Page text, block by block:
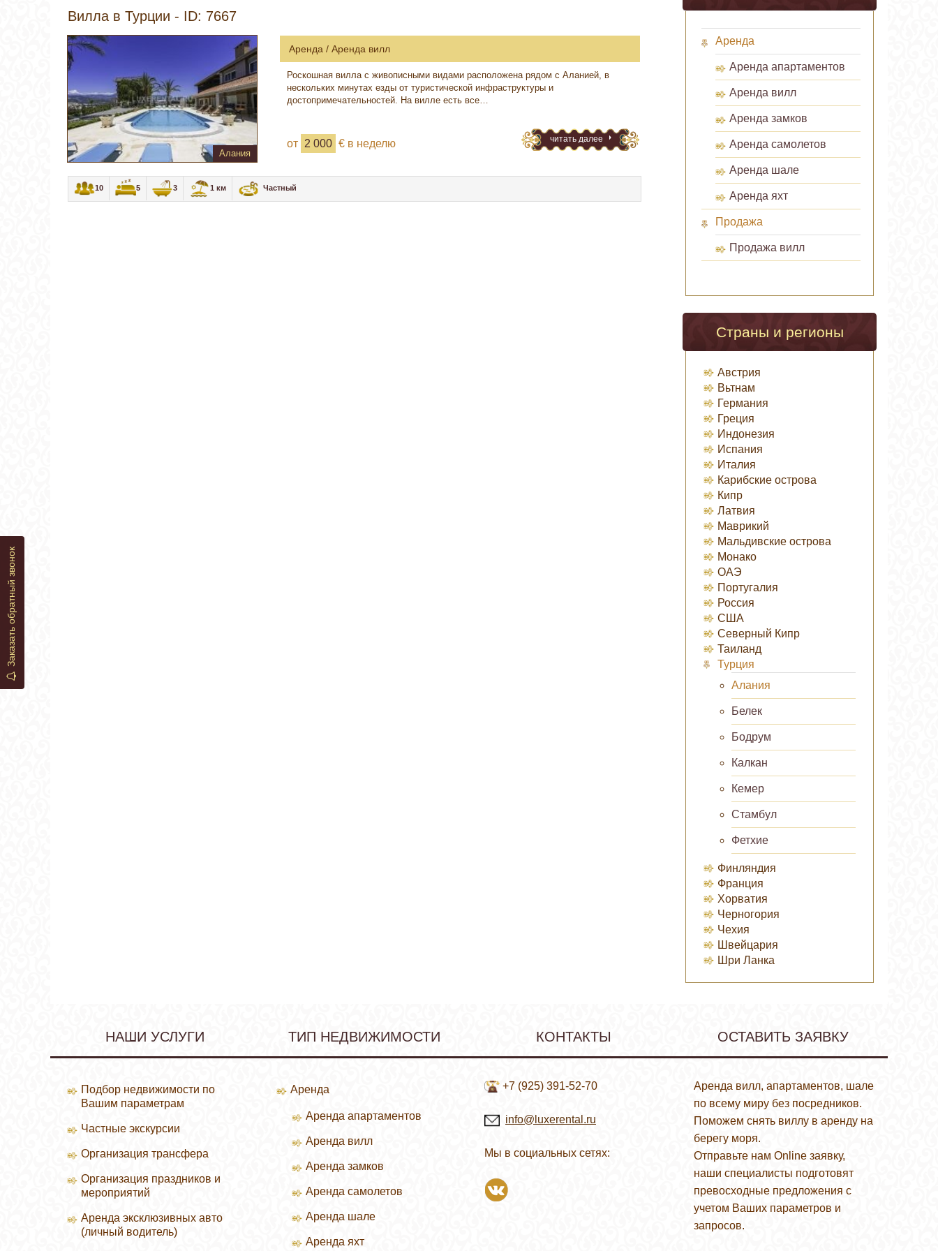
Вилла в Турции - ID: 7667
Алания
Аренда / Аренда вилл
Роскошная вилла с живописными видами расположена рядом с Аланией, в
нескольких минутах езды от туристической инфраструктуры и
достопримечательностей. На вилле есть все…
от 2 000 € в неделю читать далее
10 5 3 1 км Частный
Аренда
Аренда апартаментов
Аренда вилл
Аренда замков
Аренда самолетов
Аренда шале
Аренда яхт
Продажа
Продажа вилл
Страны и регионы
Австрия
Вьтнам
Германия
Греция
Индонезия
Испания
Италия
Карибские острова
Кипр
Латвия
Маврикий
Мальдивские острова
Монако
ОАЭ
Португалия
Россия
США
Северный Кипр
Таиланд
Турция
Алания
Белек
Бодрум
Калкан
Кемер
Стамбул
Фетхие
Финляндия
Франция
Хорватия
Черногория
Чехия
Швейцария
Шри Ланка
НАШИ УСЛУГИ
Подбор недвижимости по
Вашим параметрам
Частные экскурсии
Организация трансфера
Организация праздников и
мероприятий
Аренда эксклюзивных авто
(личный водитель)
ТИП НЕДВИЖИМОСТИ
Аренда
Аренда апартаментов
Зимние курорты
Летние курорты
Аренда вилл
Аренда замков
Аренда самолетов
Аренда шале
Аренда яхт
КОНТАКТЫ
+7 (925) 391-52-70
info@luxerental.ru
Мы в социальных сетях:
ОСТАВИТЬ ЗАЯВКУ
Аренда вилл, апартаментов, шале
по всему миру без посредников.
Поможем снять виллу в аренду на
берегу моря.
Отправьте нам Online заявку,
наши специалисты подготовят
превосходные предложения с
учетом Ваших параметров и
запросов.
Заказать обратный звонок